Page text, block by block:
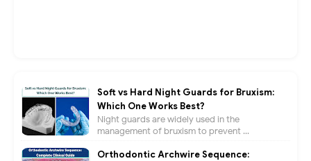
Soft vs Hard Night Guards for Bruxism:
Which One Works Best?
Night guards are widely used in the
management of bruxism to prevent ...
Orthodontic Archwire Sequence: